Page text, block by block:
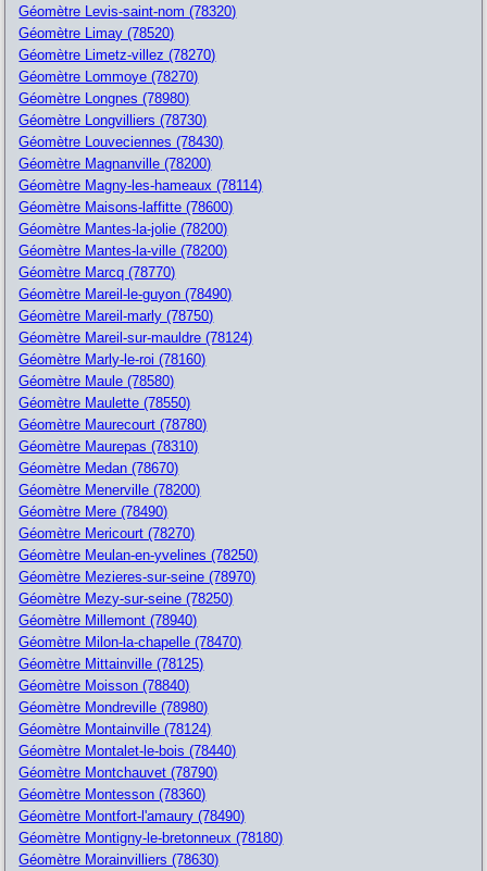
Géomètre Levis-saint-nom (78320)
Géomètre Limay (78520)
Géomètre Limetz-villez (78270)
Géomètre Lommoye (78270)
Géomètre Longnes (78980)
Géomètre Longvilliers (78730)
Géomètre Louveciennes (78430)
Géomètre Magnanville (78200)
Géomètre Magny-les-hameaux (78114)
Géomètre Maisons-laffitte (78600)
Géomètre Mantes-la-jolie (78200)
Géomètre Mantes-la-ville (78200)
Géomètre Marcq (78770)
Géomètre Mareil-le-guyon (78490)
Géomètre Mareil-marly (78750)
Géomètre Mareil-sur-mauldre (78124)
Géomètre Marly-le-roi (78160)
Géomètre Maule (78580)
Géomètre Maulette (78550)
Géomètre Maurecourt (78780)
Géomètre Maurepas (78310)
Géomètre Medan (78670)
Géomètre Menerville (78200)
Géomètre Mere (78490)
Géomètre Mericourt (78270)
Géomètre Meulan-en-yvelines (78250)
Géomètre Mezieres-sur-seine (78970)
Géomètre Mezy-sur-seine (78250)
Géomètre Millemont (78940)
Géomètre Milon-la-chapelle (78470)
Géomètre Mittainville (78125)
Géomètre Moisson (78840)
Géomètre Mondreville (78980)
Géomètre Montainville (78124)
Géomètre Montalet-le-bois (78440)
Géomètre Montchauvet (78790)
Géomètre Montesson (78360)
Géomètre Montfort-l'amaury (78490)
Géomètre Montigny-le-bretonneux (78180)
Géomètre Morainvilliers (78630)